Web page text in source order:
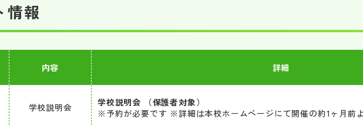
情報
内容 詳細
学校説明会
学校説明会 （保護者対象）
※予約が必要です ※詳細は本校ホームページにて開催の約1ヶ月前